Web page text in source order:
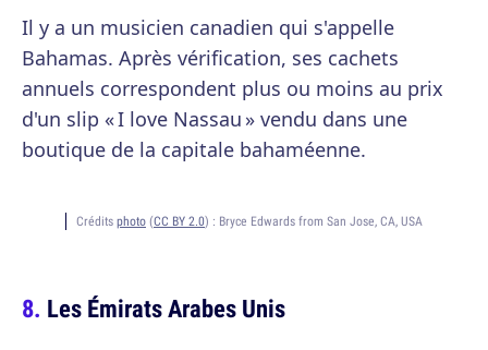
Il y a un musicien canadien qui s'appelle
Bahamas. Après vérification, ses cachets
annuels correspondent plus ou moins au prix
d'un slip « I love Nassau » vendu dans une
boutique de la capitale bahaméenne.
Crédits photo (CC BY 2.0) : Bryce Edwards from San Jose, CA, USA
Les Émirats Arabes Unis